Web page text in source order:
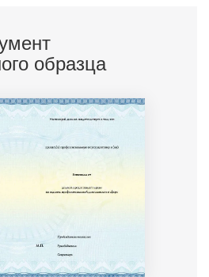
образца